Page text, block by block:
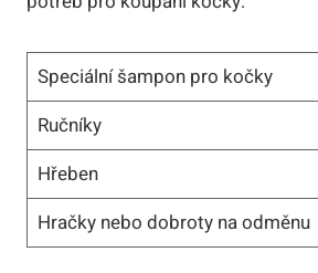
Speciální šampon pro kočky
Ručníky
Hřeben
Hračky nebo dobroty na odměnu